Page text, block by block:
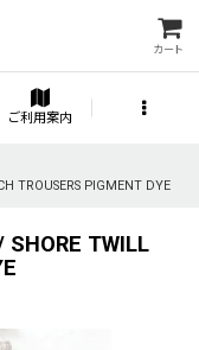
カート
ご利用案内
TROUSERS PIGMENT DYE
TWILL